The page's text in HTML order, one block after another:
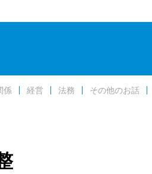
係 経営 法務 その他のお話